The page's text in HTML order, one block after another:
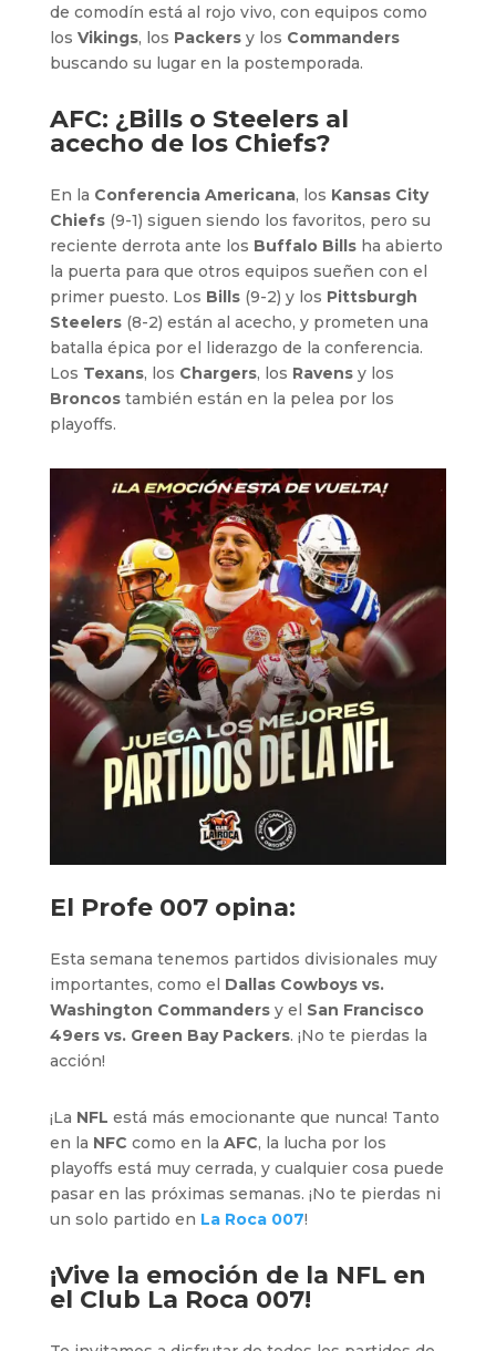
de comodín está al rojo vivo, con equipos como
los Vikings, los Packers y los Commanders
buscando su lugar en la postemporada.
AFC: ¿Bills o Steelers al
acecho de los Chiefs?
En la Conferencia Americana, los Kansas City
Chiefs(9-1) siguen siendo los favoritos, pero su
reciente derrota ante los Buffalo Billsha abierto
la puerta para que otros equipos sueñen con el
primer puesto. Los Bills(9-2) y los Pittsburgh
Steelers(8-2) están al acecho, y prometen una
batalla épica por el liderazgo de la conferencia.
Los Texans, los Chargers, los Ravensy los
Broncostambién están en la pelea por los
playoffs.
El Profe 007 opina:
Esta semana tenemos partidos divisionales muy
importantes, como el Dallas Cowboys vs.
Washington Commandersy el San Francisco
49ers vs. Green Bay Packers. ¡No te pierdas la
acción!
¡La NFL está más emocionante que nunca! Tanto
en la NFC como en la AFC, la lucha por los
playoffs está muy cerrada, y cualquier cosa puede
pasar en las próximas semanas. ¡No te pierdas ni
un solo partido en La Roca 007!
¡Vive la emoción de la NFL en
el Club La Roca 007!